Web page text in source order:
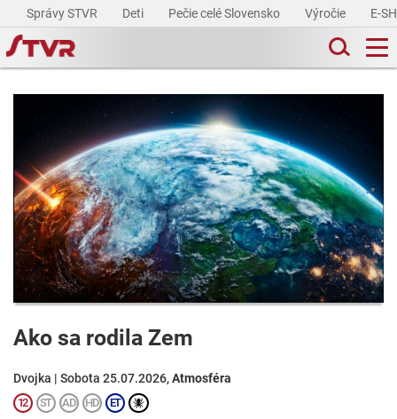
Správy STVR Deti Pečie celé Slovensko Výročie E-
Ako sa rodila Zem
Dvojka | Sobota 25.07.2026,Atmosféra